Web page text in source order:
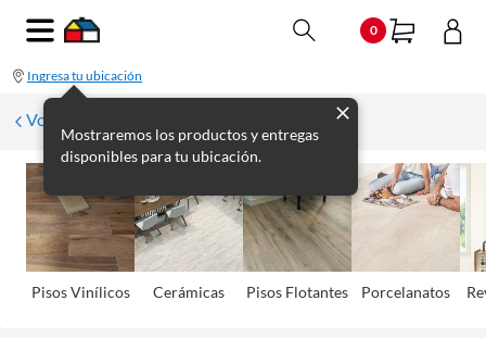
0
Ingresa tu ubicación
Mostraremos los productos y entregas
disponibles para tu ubicación.
Volver
Pisos Viní­licos Cerámicas Pisos Flotantes Porcelanatos